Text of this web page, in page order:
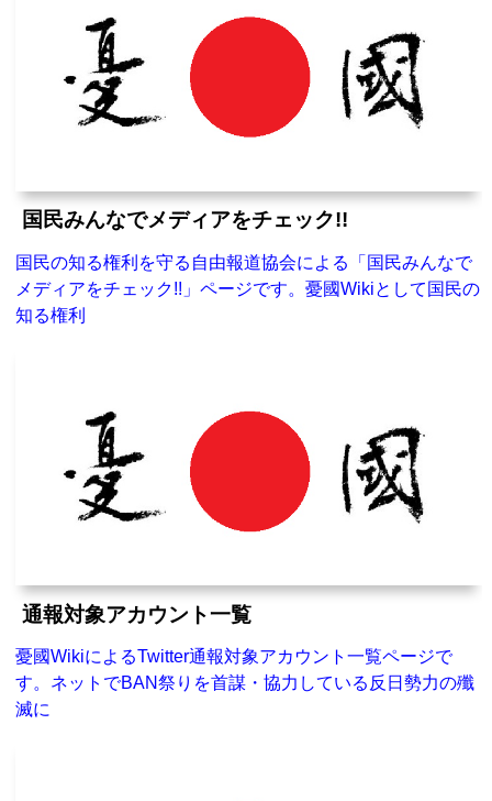
国民みんなでメディアをチェック!!
国民の知る権利を守る自由報道協会による「国民みんなで
メディアをチェック!!」ページです。憂國Wikiとして国民の
知る権利
通報対象アカウント一覧
憂國WikiによるTwitter通報対象アカウント一覧ページで
す。ネットでBAN祭りを首謀・協力している反日勢力の殲
滅に